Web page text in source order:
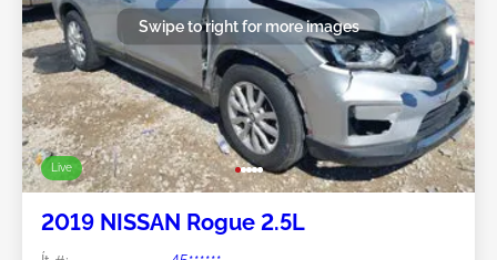
Live
Swipe to right for more images
2019 NISSAN Rogue 2.5L